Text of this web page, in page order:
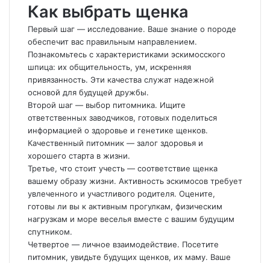
Как выбрать щенка
Первый шаг — исследование. Ваше знание о породе
обеспечит вас правильным направлением.
Познакомьтесь с характеристиками эскимосского
шпица: их общительность, ум, искренняя
привязанность. Эти качества служат надежной
основой для будущей дружбы.
Второй шаг — выбор питомника. Ищите
ответственных заводчиков, готовых поделиться
информацией о здоровье и генетике щенков.
Качественный питомник — залог здоровья и
хорошего старта в жизни.
Третье, что стоит учесть — соответствие щенка
вашему образу жизни. Активность эскимосов требует
увлеченного и участливого родителя. Оцените,
готовы ли вы к активным прогулкам, физическим
нагрузкам и море веселья вместе с вашим будущим
спутником.
Четвертое — личное взаимодействие. Посетите
питомник, увидьте будущих щенков, их маму. Ваше